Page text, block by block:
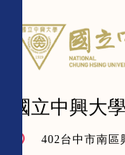
國立中興大學
402台中市南區